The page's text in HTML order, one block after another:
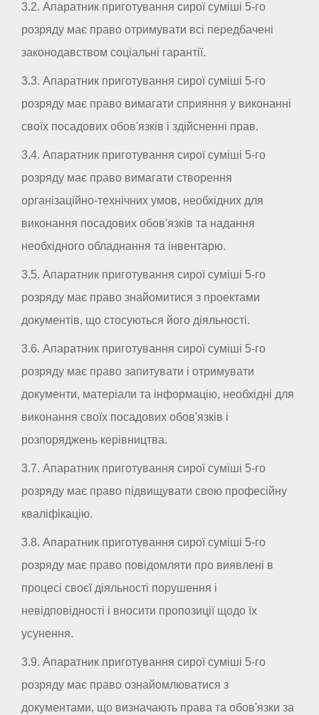
3.2. Апаратник приготування сирої суміші 5-го
розряду має право отримувати всі передбачені
законодавством соціальні гарантії.
3.3. Апаратник приготування сирої суміші 5-го
розряду має право вимагати сприяння у виконанні
своїх посадових обов'язків і здійсненні прав.
3.4. Апаратник приготування сирої суміші 5-го
розряду має право вимагати створення
організаційно-технічних умов, необхідних для
виконання посадових обов'язків та надання
необхідного обладнання та інвентарю.
3.5. Апаратник приготування сирої суміші 5-го
розряду має право знайомитися з проектами
документів, що стосуються його діяльності.
3.6. Апаратник приготування сирої суміші 5-го
розряду має право запитувати і отримувати
документи, матеріали та інформацію, необхідні для
виконання своїх посадових обов'язків і
розпоряджень керівництва.
3.7. Апаратник приготування сирої суміші 5-го
розряду має право підвищувати свою професійну
кваліфікацію.
3.8. Апаратник приготування сирої суміші 5-го
розряду має право повідомляти про виявлені в
процесі своєї діяльності порушення і
невідповідності і вносити пропозиції щодо їх
усунення.
3.9. Апаратник приготування сирої суміші 5-го
розряду має право ознайомлюватися з
документами, що визначають права та обов'язки за